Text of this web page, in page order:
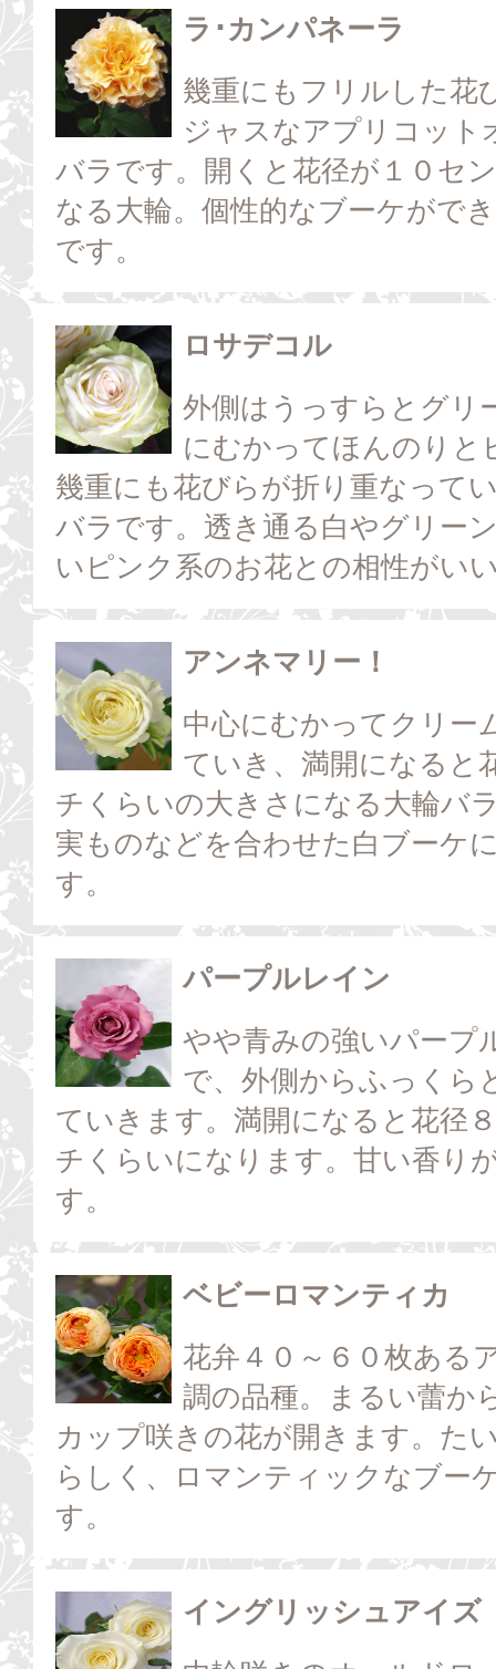
ラ･カンパネーラ
幾重にもフリルした花
ジャスなアプリコット
バラです。開くと花径が１０セ
なる大輪。個性的なブーケがで
です。
ロサデコル
外側はうっすらとグリ
にむかってほんのりと
幾重にも花びらが折り重なって
バラです。透き通る白やグリー
いピンク系のお花との相性がい
アンネマリー！
中心にむかってクリー
ていき、満開になると
チくらいの大きさになる大輪バ
実ものなどを合わせた白ブーケ
す。
パープルレイン
やや青みの強いパープ
で、外側からふっくら
ていきます。満開になると花径
チくらいになります。甘い香り
す。
ベビーロマンティカ
花弁４０～６０枚ある
調の品種。まるい蕾か
カップ咲きの花が開きます。た
らしく、ロマンティックなブー
す。
イングリッシュアイズ